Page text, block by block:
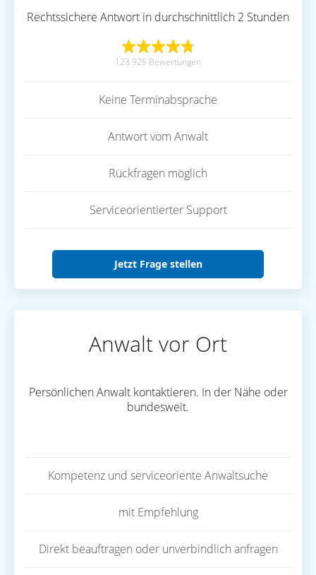
Rechtssichere Antwort in durchschnittlich 2 Stunden
123.925 Bewertungen
Keine Terminabsprache
Antwort vom Anwalt
Rückfragen möglich
Serviceorientierter Support
Jetzt Frage stellen
Anwalt vor Ort
Persönlichen Anwalt kontaktieren. In der Nähe oder
bundesweit.
Kompetenz und serviceoriente Anwaltsuche
mit Empfehlung
Direkt beauftragen oder unverbindlich anfragen